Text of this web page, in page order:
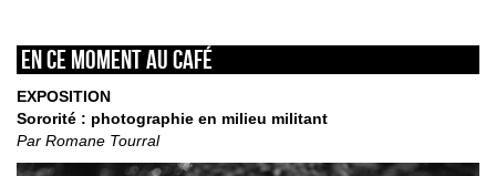
En ce moment au café
EXPOSITION
Sororité : photographie en milieu militant
Par Romane Tourral